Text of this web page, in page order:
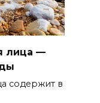
лица —
содержит в